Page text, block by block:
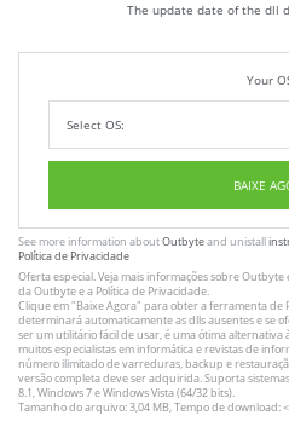
The update date of the dll
Your
BAIXE
See more information aboutOutbyteand unistall
Política de Privacidade
Oferta especial. Veja mais informações sobreOutbyte
da Outbyte e a Política de Privacidade.
Clique em"Baixe Agora" para obter a ferramenta de
determinará automaticamente as dlls ausentes e se
ser um utilitário fácil de usar, é uma ótima
muitos especialistas em informática e revistas de
número ilimitado de varreduras, backup e
versão completa deve ser adquirida. Suporta
8.1, Windows 7 e Windows Vista (64/32 bits).
Tamanho do arquivo: 3,04 MB, Tempo de download: